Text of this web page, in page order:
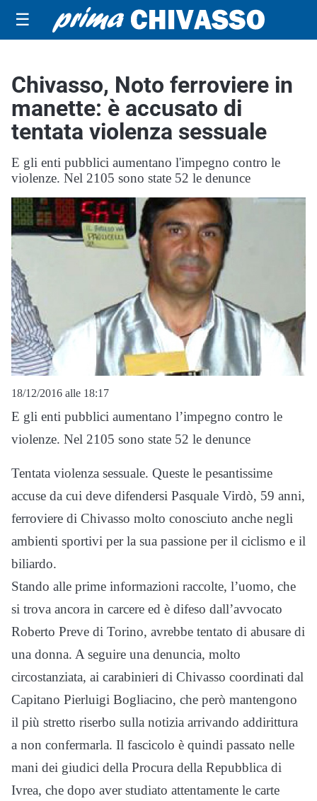
☰
Chivasso, Noto ferroviere in
manette: è accusato di
tentata violenza sessuale
E gli enti pubblici aumentano l'impegno contro le
violenze. Nel 2105 sono state 52 le denunce
18/12/2016 alle 18:17
E gli enti pubblici aumentano l’impegno contro le
violenze. Nel 2105 sono state 52 le denunce
Tentata violenza sessuale. Queste le pesantissime
accuse da cui deve difendersi Pasquale Virdò, 59 anni,
ferroviere di Chivasso molto conosciuto anche negli
ambienti sportivi per la sua passione per il ciclismo e il
biliardo.
Stando alle prime informazioni raccolte, l’uomo, che
si trova ancora in carcere ed è difeso dall’avvocato
Roberto Preve di Torino, avrebbe tentato di abusare di
una donna. A seguire una denuncia, molto
circostanziata, ai carabinieri di Chivasso coordinati dal
Capitano Pierluigi Bogliacino, che però mantengono
il più stretto riserbo sulla notizia arrivando addirittura
a non confermarla. Il fascicolo è quindi passato nelle
mani dei giudici della Procura della Repubblica di
Ivrea, che dopo aver studiato attentamente le carte